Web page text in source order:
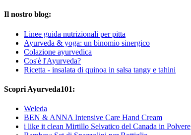
Il nostro blog:
Linee guida nutrizionali per pitta
Ayurveda & yoga: un binomio sinergico
Colazione ayurvedica
Cos'è l'Ayurveda?
Ricetta - insalata di quinoa in salsa tangy e tahini
Scopri Ayurveda101:
Weleda
BEN & ANNA Intensive Care Hand Cream
i like it clean Mirtillo Selvatico del Canada in Polvere